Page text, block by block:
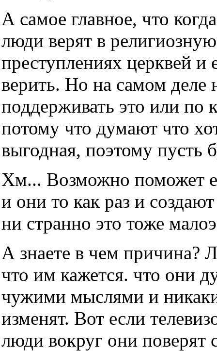
А самое главное, что
люди верят в
преступлениях церквей и
верить. Но на самом деле
поддерживать это или по
потому что думают что
выгодная, поэтому пусть
Хм... Возможно поможет
и они то как раз и
ни странно это тоже
А знаете в чем причина?
что им кажется. что они
чужими мыслями и
изменят. Вот если
люди вокруг они поверят